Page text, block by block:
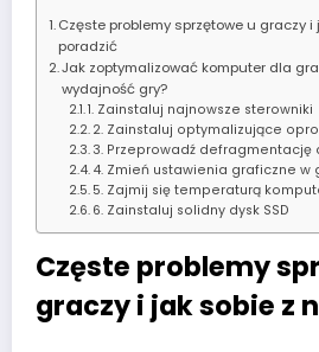
Częste problemy sprzętowe u graczy i
poradzić
Jak zoptymalizować komputer dla
wydajność gry?
1. Zainstaluj najnowsze sterowniki
2. Zainstaluj optymalizujące
3. Przeprowadź defragmentację
4. Zmień ustawienia graficzne w
5. Zajmij się temperaturą
6. Zainstaluj solidny dysk SSD
Częste problemy
graczy i jak sobie z